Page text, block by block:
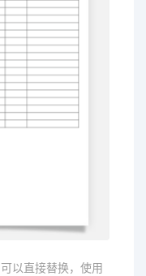
以直接替换，使用